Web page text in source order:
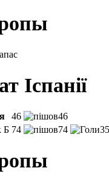
Іспанії
46
46
Б 74 74